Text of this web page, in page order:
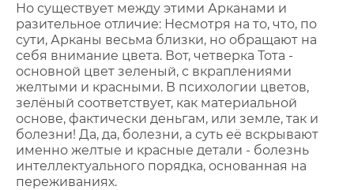
Но существует между этими Арканами и
разительное отличие: Несмотря на то, что, по
сути, Арканы весьма близки, но обращают на
себя внимание цвета. Вот, четверка Тота -
основной цвет зеленый, с вкраплениями
желтыми и красными. В психологии цветов,
зелёный соответствует, как материальной
основе, фактически деньгам, или земле, так и
болезни! Да, да, болезни, а суть её вскрывают
именно желтые и красные детали - болезнь
интеллектуального порядка, основанная на
переживаниях.